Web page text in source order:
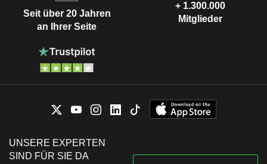
Seit über 20 Jahren
an Ihrer Seite
+ 1.300.000
Mitglieder
UNSERE EXPERTEN
SIND FÜR SIE DA